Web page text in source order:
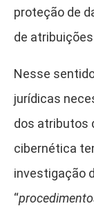
proteção de
de
Nesse
jurídicas
dos atributos
cibernética
investigação
“